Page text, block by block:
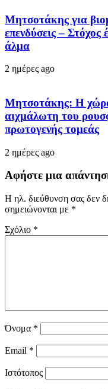
Μητσοτάκης για
επενδύσεις –
άλμα
2 ημέρες ago
Μητσοτάκης: Η χώρα
αιχμάλωτη του
πρωτογενής τομεάς
2 ημέρες ago
Αφήστε μια
Η ηλ. διεύθυνση σας δεν
σημειώνονται με *
Σχόλιο *
Όνομα *
Email *
Ιστότοπος